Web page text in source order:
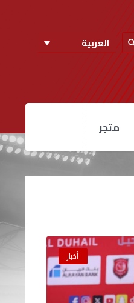
العربية
متجر
أخبار